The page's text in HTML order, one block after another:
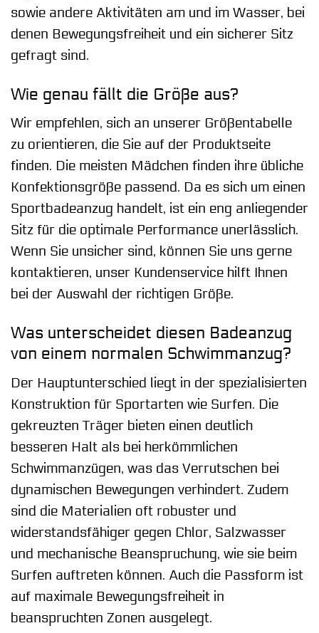
sowie andere Aktivitäten am und im Wasser, bei
denen Bewegungsfreiheit und ein sicherer Sitz
gefragt sind.
Wie genau fällt die Größe aus?
Wir empfehlen, sich an unserer Größentabelle
zu orientieren, die Sie auf der Produktseite
finden. Die meisten Mädchen finden ihre übliche
Konfektionsgröße passend. Da es sich um einen
Sportbadeanzug handelt, ist ein eng anliegender
Sitz für die optimale Performance unerlässlich.
Wenn Sie unsicher sind, können Sie uns gerne
kontaktieren, unser Kundenservice hilft Ihnen
bei der Auswahl der richtigen Größe.
Was unterscheidet diesen Badeanzug
von einem normalen Schwimmanzug?
Der Hauptunterschied liegt in der spezialisierten
Konstruktion für Sportarten wie Surfen. Die
gekreuzten Träger bieten einen deutlich
besseren Halt als bei herkömmlichen
Schwimmanzügen, was das Verrutschen bei
dynamischen Bewegungen verhindert. Zudem
sind die Materialien oft robuster und
widerstandsfähiger gegen Chlor, Salzwasser
und mechanische Beanspruchung, wie sie beim
Surfen auftreten können. Auch die Passform ist
auf maximale Bewegungsfreiheit in
beanspruchten Zonen ausgelegt.